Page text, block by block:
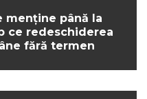
menține până la
ce redeschiderea
fără termen